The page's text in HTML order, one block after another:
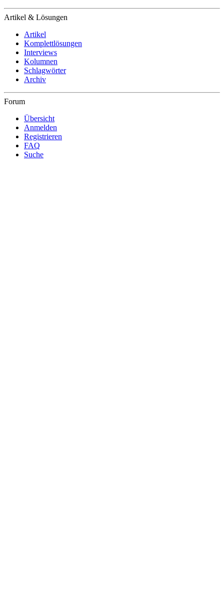
Artikel & Lösungen
Artikel
Komplettlösungen
Interviews
Kolumnen
Schlagwörter
Archiv
Forum
Übersicht
Anmelden
Registrieren
FAQ
Suche